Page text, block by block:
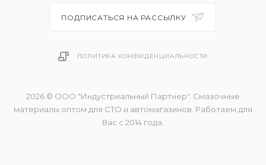
ПОДПИСАТЬСЯ НА РАССЫЛКУ
ПОЛИТИКА КОНФИДЕНЦИАЛЬНОСТИ
2026 © ООО "Индустриальный Партнер". Смазочные
материалы оптом для СТО и автомагазинов. Работаем для
Вас с 2014 года.